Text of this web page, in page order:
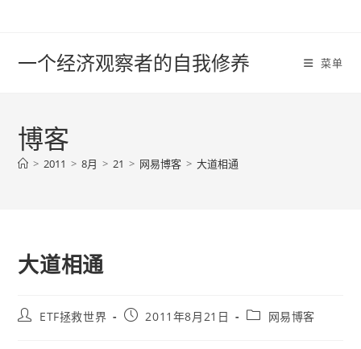
一个经济观察者的自我修养 菜单
博客
> 2011 > 8月 > 21 > 网易博客 > 大道相通
大道相通
PostETF拯救世界
Post2011年8月21日
Post网易博客